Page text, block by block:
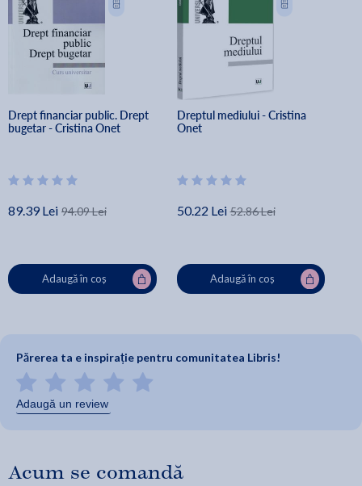
Drept financiar public. Drept
bugetar - Cristina Onet
89.39 Lei 94.09 Lei
Adaugă în coș
Dreptul mediului - Cristina
Onet
50.22 Lei 52.86 Lei
Adaugă în coș
Părerea ta e inspirație pentru comunitatea Libris!
Adaugă un review
Acum se comandă